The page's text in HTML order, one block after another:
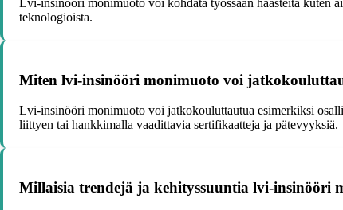
teknologioista.
Miten lvi-insinööri monimuoto voi
Lvi-insinööri monimuoto voi jatkokouluttautua esimerkiksi
liittyen tai hankkimalla vaadittavia sertifikaatteja ja pätevyyksiä.
Millaisia trendejä ja kehityssuuntia lvi-insinööri